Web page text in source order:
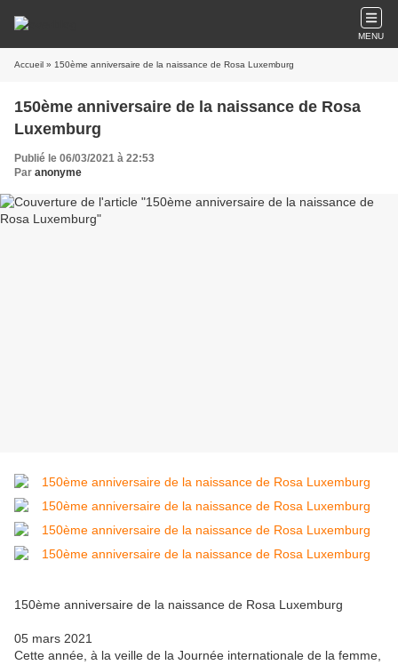
MENU
Accueil » 150ème anniversaire de la naissance de Rosa Luxemburg
150ème anniversaire de la naissance de Rosa
Luxemburg
Publié le 06/03/2021 à 22:53
Par anonyme
150ème anniversaire de la naissance de Rosa Luxemburg
05 mars 2021
Cette année, à la veille de la Journée internationale de la femme,